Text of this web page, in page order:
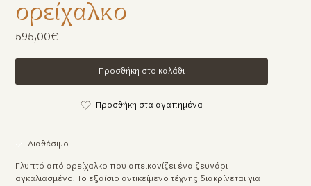
595,00€
Προσθήκη στο καλάθι
Προσθήκη στα αγαπημένα
Διαθέσιμο
Γλυπτό από ορείχαλκο που απεικονίζει ένα ζευγάρι
αγκαλιασμένο. Το εξαίσιο αντικείμενο τέχνης διακρίνεται για
ορείχαλκο